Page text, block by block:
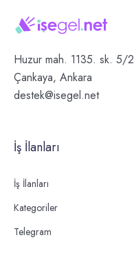
Huzur mah. 1135. sk. 5/2
Çankaya, Ankara
destek@isegel.net
İş İlanları
İş İlanları
Kategoriler
Telegram